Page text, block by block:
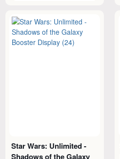
Star Wars: Unlimited -
Shadows of the Galaxy